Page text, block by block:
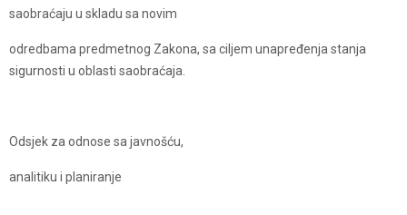
saobraćaju u skladu sa novim
odredbama predmetnog Zakona, sa ciljem unapređenja stanja
sigurnosti u oblasti saobraćaja.
Odsjek za odnose sa javnošću,
analitiku i planiranje